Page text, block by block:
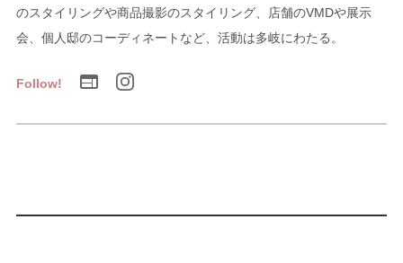
のスタイリングや商品撮影のスタイリング、店舗のVMDや展示
会、個人邸のコーディネートなど、活動は多岐にわたる。
Follow!